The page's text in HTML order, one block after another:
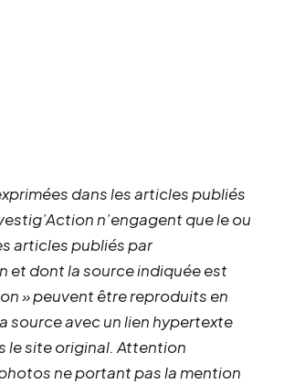
dans les articles publiés
n’engagent que le ou
articles publiés par
et dont la source indiquée est
» peuvent être reproduits en
source avec un lien hypertexte
le site original. Attention
ne portant pas la mention